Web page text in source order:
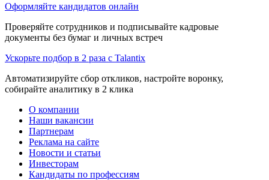
Оформляйте кандидатов онлайн
Проверяйте сотрудников и подписывайте кадровые
документы без бумаг и личных встреч
Ускорьте подбор в 2 раза с Talantix
Автоматизируйте сбор откликов, настройте воронку,
собирайте аналитику в 2 клика
О компании
Наши вакансии
Партнерам
Реклама на сайте
Новости и статьи
Инвесторам
Кандидаты по профессиям